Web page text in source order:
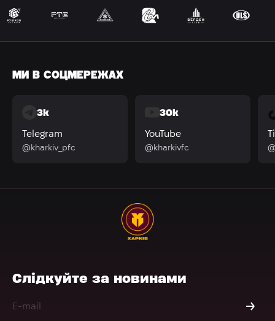
МИ В СОЦМЕРЕЖАХ
3k
Telegram
@kharkiv_pfc
30k
YouTube
@kharkivfc
Слідкуйте за новинами